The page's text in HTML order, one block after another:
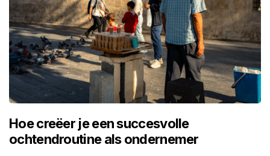
Hoe creëer je een succesvolle
ochtendroutine als ondernemer